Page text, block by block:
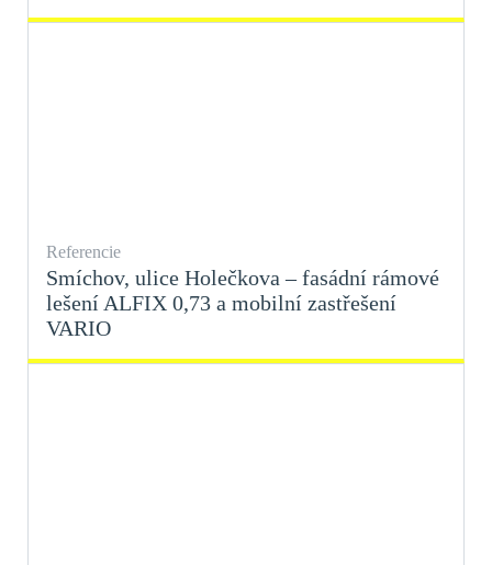
Referencie
Smíchov, ulice Holečkova – fasádní rámové
lešení ALFIX 0,73 a mobilní zastřešení
VARIO